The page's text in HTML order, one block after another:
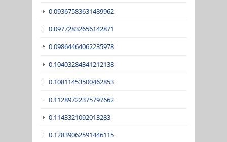
0.09367583631489962
0.09772832656142871
0.09864464062235978
0.10403284341212138
0.10811453500462853
0.11289722375797662
0.1143321092013283
0.12839062591446115